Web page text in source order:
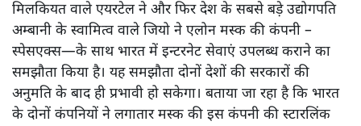
मिलकियत वाले एयरटेल ने और फिर देश के सबसे बड़े उद्योगपति
अम्बानी के स्वामित्व वाले जियो ने एलोन मस्क की कंपनी –
स्पेसएक्स—के साथ भारत में इन्टरनेट सेवाएं उपलब्ध कराने का
समझौता किया है। यह समझौता दोनों देशों की सरकारों की
अनुमति के बाद ही प्रभावी हो सकेगा। बताया जा रहा है कि भारत
के दोनों कंपनियों ने लगातार मस्क की इस कंपनी की स्टारलिंक